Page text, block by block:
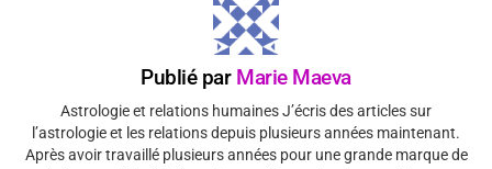
Publié par Marie Maeva
Astrologie et relations humaines J’écris des articles sur
l’astrologie et les relations depuis plusieurs années maintenant.
Après avoir travaillé plusieurs années pour une grande marque de